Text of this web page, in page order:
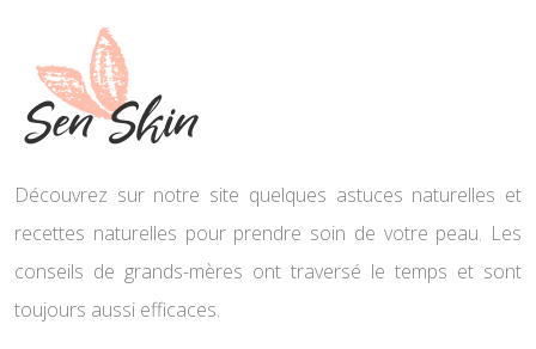
Découvrez sur notre site quelques astuces naturelles et
recettes naturelles pour prendre soin de votre peau. Les
conseils de grands-mères ont traversé le temps et sont
toujours aussi efficaces.